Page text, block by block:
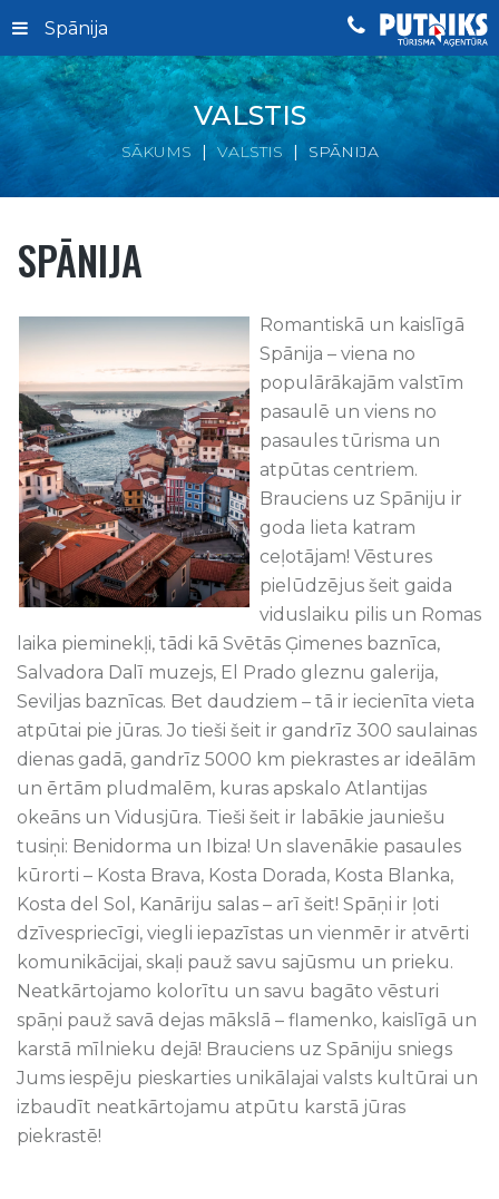
Spānija
VALSTIS
SĀKUMS VALSTIS SPĀNIJA
SPĀNIJA
Romantiskā un kaislīgā
Spānija – viena no
populārākajām valstīm
pasaulē un viens no
pasaules tūrisma un
atpūtas centriem.
Brauciens uz Spāniju ir
goda lieta katram
ceļotājam! Vēstures
pielūdzējus šeit gaida
viduslaiku pilis un Romas
laika pieminekļi, tādi kā Svētās Ģimenes baznīca,
Salvadora Dalī muzejs, El Prado gleznu galerija,
Seviljas baznīcas. Bet daudziem – tā ir iecienīta vieta
atpūtai pie jūras. Jo tieši šeit ir gandrīz 300 saulainas
dienas gadā, gandrīz 5000 km piekrastes ar ideālām
un ērtām pludmalēm, kuras apskalo Atlantijas
okeāns un Vidusjūra. Tieši šeit ir labākie jauniešu
tusiņi: Benidorma un Ibiza! Un slavenākie pasaules
kūrorti – Kosta Brava, Kosta Dorada, Kosta Blanka,
Kosta del Sol, Kanāriju salas – arī šeit! Spāņi ir ļoti
dzīvespriecīgi, viegli iepazīstas un vienmēr ir atvērti
komunikācijai, skaļi pauž savu sajūsmu un prieku.
Neatkārtojamo kolorītu un savu bagāto vēsturi
spāņi pauž savā dejas mākslā – flamenko, kaislīgā un
karstā mīlnieku dejā! Brauciens uz Spāniju sniegs
Jums iespēju pieskarties unikālajai valsts kultūrai un
izbaudīt neatkārtojamu atpūtu karstā jūras
piekrastē!